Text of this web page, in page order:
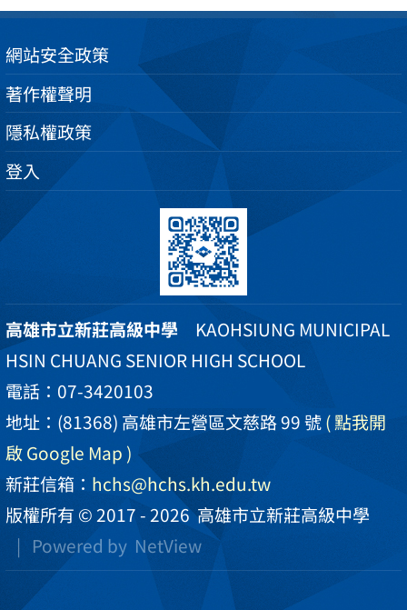
網站安全政策
著作權聲明
隱私權政策
登入
高雄市立新莊高級中學 KAOHSIUNG MUNICIPAL
HSIN CHUANG SENIOR HIGH SCHOOL
電話：07-3420103
地址：(81368) 高雄市左營區文慈路 99 號( 點我開
啟 Google Map )
新莊信箱： hchs@hchs.kh.edu.tw
版權所有 © 2017 - 2026高雄市立新莊高級中學
| Powered by NetView